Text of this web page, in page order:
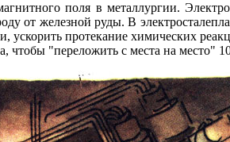
поля в металлургии.
от железной руды. В
ускорить протекание химических
чтобы "переложить с места на место"